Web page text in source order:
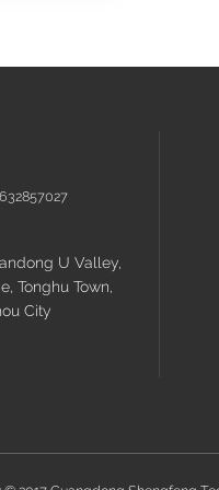
U Valley,
Tonghu Town,
City